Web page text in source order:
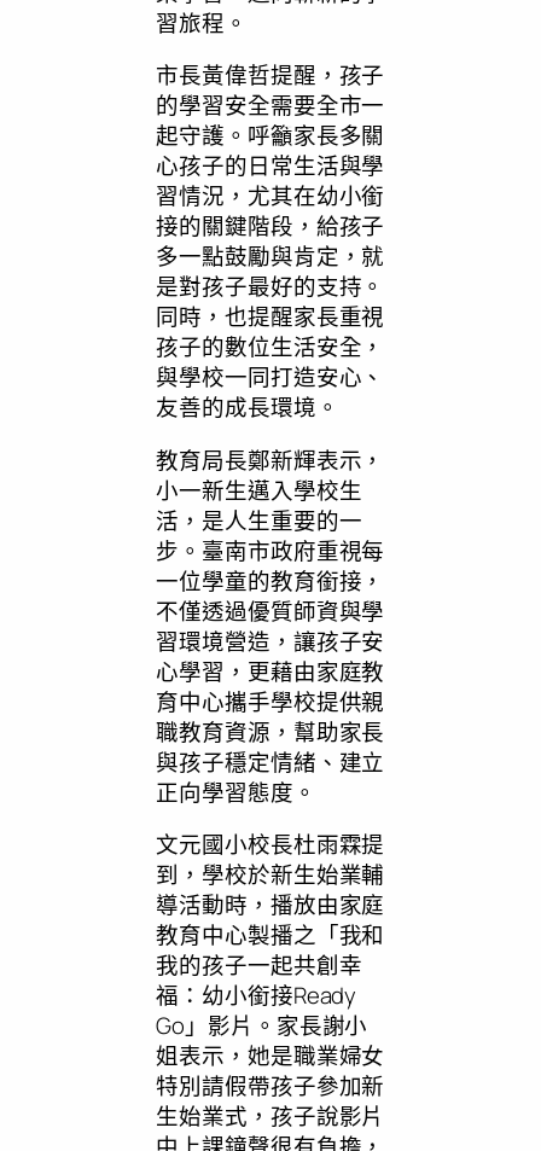
習旅程。
市長黃偉哲提醒，孩子
的學習安全需要全市一
起守護。呼籲家長多關
心孩子的日常生活與學
習情況，尤其在幼小銜
接的關鍵階段，給孩子
多一點鼓勵與肯定，就
是對孩子最好的支持。
同時，也提醒家長重視
孩子的數位生活安全，
與學校一同打造安心、
友善的成長環境。
教育局長鄭新輝表示，
小一新生邁入學校生
活，是人生重要的一
步。臺南市政府重視每
一位學童的教育銜接，
不僅透過優質師資與學
習環境營造，讓孩子安
心學習，更藉由家庭教
育中心攜手學校提供親
職教育資源，幫助家長
與孩子穩定情緒、建立
正向學習態度。
文元國小校長杜雨霖提
到，學校於新生始業輔
導活動時，播放由家庭
教育中心製播之「我和
我的孩子一起共創幸
福：幼小銜接Ready
Go」影片。家長謝小
姐表示，她是職業婦女
特別請假帶孩子參加新
生始業式，孩子說影片